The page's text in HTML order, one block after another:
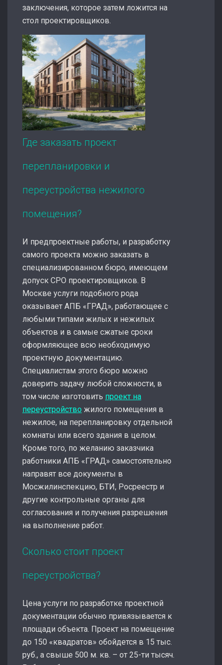
заключения, которое затем ложится на
стол проектировщиков.
Где заказать проект
перепланировки и
переустройства нежилого
помещения?
И предпроектные работы, и разработку
самого проекта можно заказать в
специализированном бюро, имеющем
допуск СРО проектировщиков. В
Москве услуги подобного рода
оказывает АПБ «ГРАД», работающее с
любыми типами жилых и нежилых
объектов и в самые сжатые сроки
оформляющее всю необходимую
проектную документацию.
Специалистам этого бюро можно
доверить задачу любой сложности, в
том числе изготовить проект на
переустройство жилого помещения в
нежилое, на перепланировку отдельной
комнаты или всего здания в целом.
Кроме того, по желанию заказчика
работники АПБ «ГРАД» самостоятельно
направят все документы в
Мосжилинспекцию, БТИ, Росреестр и
другие контрольные органы для
согласования и получения разрешения
на выполнение работ.
Сколько стоит проект
переустройства?
Цена услуги по разработке проектной
документации обычно привязывается к
площади объекта. Проект на помещение
до 150 «квадратов» обойдется в 15 тыс.
руб., а свыше 500 м. кв. – от 25-ти тысяч.